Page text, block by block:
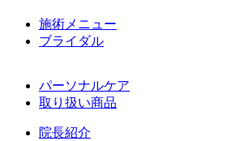
施術メニュー
ブライダル
パーソナルケア
取り扱い商品
院長紹介